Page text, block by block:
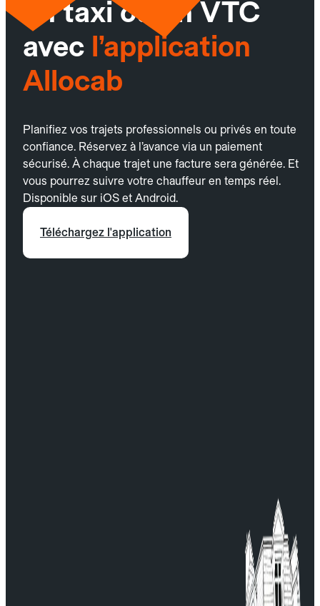
un taxi ou un VTC
avec l’application
Allocab
Planifiez vos trajets professionnels ou privés en toute
confiance. Réservez à l’avance via un paiement
sécurisé. À chaque trajet une facture sera générée. Et
vous pourrez suivre votre chauffeur en temps réel.
Disponible sur iOS et Android.
Téléchargez l'application